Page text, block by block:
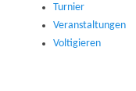
Turnier
Veranstaltungen
Voltigieren